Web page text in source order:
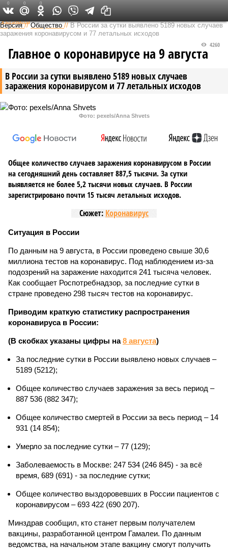
Федеральный выпуск
Версия //Общество //В России за сутки выявлено 5189 новых случаев
заражения коронавирусом и 77 летальных исходов
В России за сутки выявлено 5189 новых случаев
заражения коронавирусом и 77 летальных исходов
4260
Главное о коронавирусе на 9 августа
Фото: pexels/Anna Shvets
Общее количество случаев заражения коронавирусом в России
на сегодняшний день составляет 887,5 тысячи. За сутки
выявляется не более 5,2 тысячи новых случаев. В России
зарегистрировано почти 15 тысяч летальных исходов.
Сюжет: Коронавирус
Ситуация в России
По данным на 9 августа, в России проведено свыше 30,6
миллиона тестов на коронавирус. Под наблюдением из-за
подозрений на заражение находится 241 тысяча человек.
Как сообщает Роспотребнадзор, за последние сутки в
стране проведено 298 тысяч тестов на коронавирус.
Приводим краткую статистику распространения
коронавируса в России:
(В скобках указаны цифры на8 августа)
За последние сутки в России выявлено новых случаев –
5189 (5212);
Общее количество случаев заражения за весь период –
887 536 (882 347);
Общее количество смертей в России за весь период – 14
931 (14 854);
Умерло за последние сутки – 77 (129);
Заболеваемость в Москве: 247 534 (246 845) - за всё
время, 689 (691) - за последние сутки;
Общее количество выздоровевших в России пациентов с
коронавирусом – 693 422 (690 207).
Минздрав сообщил, кто станет первым получателем
вакцины, разработанной центром Гамалеи. По данным
ведомства, на начальном этапе вакцину смогут получить
0 0 0